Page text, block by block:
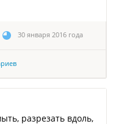
30 января 2016 года
разрезать вдоль,